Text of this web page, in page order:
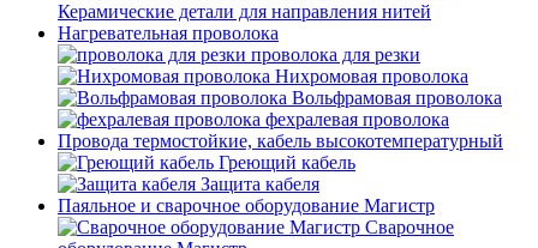
Керамические детали для направления нитей
Нагревательная проволока
проволока для резки
Нихромовая проволока
Вольфрамовая проволока
фехралевая проволока
Провода термостойкие, кабель высокотемпературный
Греющий кабель
Защита кабеля
Паяльное и сварочное оборудование Магистр
Сварочное